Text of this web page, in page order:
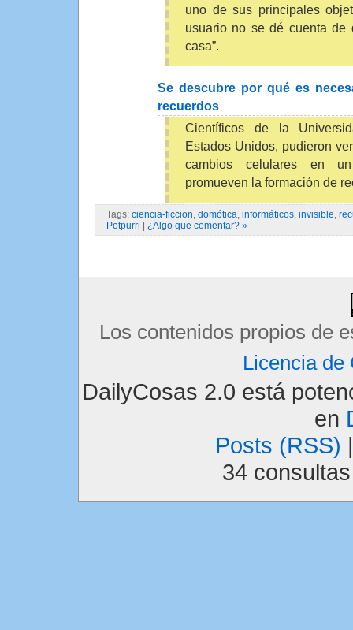
uno de sus principales
usuario no se dé cuenta de
casa”.
Se descubre por qué es
recuerdos
Científicos de la
Estados Unidos, pudieron
cambios celulares en
promueven la formación de
Tags: ciencia-ficcion domótica informáticos invisible
Potpurri | ¿Algo que comentar? »
Los contenidos propios de
Licencia de
DailyCosas 2.0 está
en
Posts (RSS)
34